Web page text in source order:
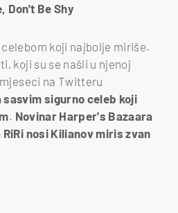
Don't Be Shy
koji najbolje miriše.
koji su se našli u njenoj
na Twitteru
sasvim sigurno celeb koji
. Novinar Harper's Bazaara
nosi Kilianov miris zvan